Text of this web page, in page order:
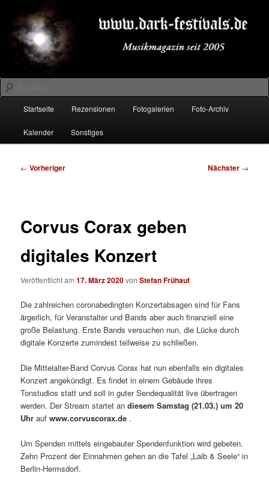
primären
Inhalt
springenDARK-FESTIVALS.DE
Suchen
Startseite Rezensionen Fotogalerien Foto-Archiv
Kalender Sonstiges
Beitragsnavigation
← Vorheriger Nächster →
Corvus Corax geben
digitales Konzert
Veröffentlicht am17. März 2020vonStefan Frühauf
Die zahlreichen coronabedingten Konzertabsagen sind für Fans
ärgerlich, für Veranstalter und Bands aber auch finanziell eine
große Belastung. Erste Bands versuchen nun, die Lücke durch
digitale Konzerte zumindest teilweise zu schließen.
Die Mittelalter-Band Corvus Corax hat nun ebenfalls ein digitales
Konzert angekündigt. Es findet in einem Gebäude ihres
Tonstudios statt und soll in guter Sendequalität live übertragen
werden. Der Stream startet andiesem Samstag (21.03.) um 20
Uhr aufwww.corvuscorax.de .
Um Spenden mittels eingebauter Spendenfunktion wird gebeten.
Zehn Prozent der Einnahmen gehen an die Tafel „Laib & Seele“ in
Berlin-Hermsdorf.